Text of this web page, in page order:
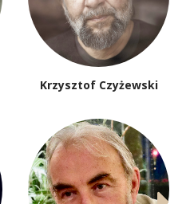
Krzysztof Czyżewski